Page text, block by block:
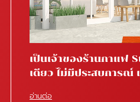
เป็นเจ้าของร้านกาแฟ
เดียว ไม่มีประสบการณ์
อ่านต่อ